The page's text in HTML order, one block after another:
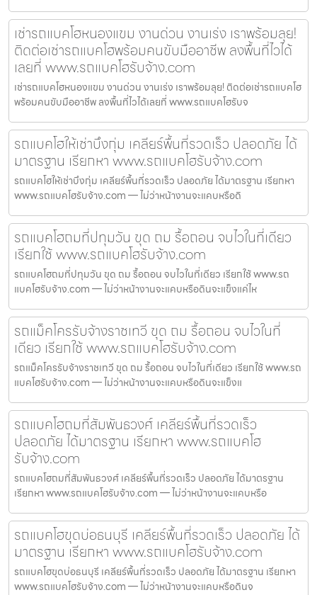
เช่ารถแบคโฮหนองแขม งานด่วน งานเร่ง เราพร้อมลุย!
ติดต่อเช่ารถแบคโฮพร้อมคนขับมืออาชีพ ลงพื้นที่ไวได้
เลยที่ www.รถแบคโฮรับจ้าง.com
เช่ารถแบคโฮหนองแขม งานด่วน งานเร่ง เราพร้อมลุย! ติดต่อเช่ารถแบคโฮ
พร้อมคนขับมืออาชีพ ลงพื้นที่ไวได้เลยที่ www.รถแบคโฮรับจ
รถแบคโฮให้เช่าบึงกุ่ม เคลียร์พื้นที่รวดเร็ว ปลอดภัย ได้
มาตรฐาน เรียกหา www.รถแบคโฮรับจ้าง.com
รถแบคโฮให้เช่าบึงกุ่ม เคลียร์พื้นที่รวดเร็ว ปลอดภัย ได้มาตรฐาน เรียกหา
www.รถแบคโฮรับจ้าง.com — ไม่ว่าหน้างานจะแคบหรือดิ
รถแบคโฮถมที่ปทุมวัน ขุด ถม รื้อถอน จบไวในที่เดียว
เรียกใช้ www.รถแบคโฮรับจ้าง.com
รถแบคโฮถมที่ปทุมวัน ขุด ถม รื้อถอน จบไวในที่เดียว เรียกใช้ www.รถ
แบคโฮรับจ้าง.com — ไม่ว่าหน้างานจะแคบหรือดินจะแข็งแค่ไห
รถแม็คโครรับจ้างราชเทวี ขุด ถม รื้อถอน จบไวในที่
เดียว เรียกใช้ www.รถแบคโฮรับจ้าง.com
รถแม็คโครรับจ้างราชเทวี ขุด ถม รื้อถอน จบไวในที่เดียว เรียกใช้ www.รถ
แบคโฮรับจ้าง.com — ไม่ว่าหน้างานจะแคบหรือดินจะแข็งแ
รถแบคโฮถมที่สัมพันธวงศ์ เคลียร์พื้นที่รวดเร็ว
ปลอดภัย ได้มาตรฐาน เรียกหา www.รถแบคโฮ
รับจ้าง.com
รถแบคโฮถมที่สัมพันธวงศ์ เคลียร์พื้นที่รวดเร็ว ปลอดภัย ได้มาตรฐาน
เรียกหา www.รถแบคโฮรับจ้าง.com — ไม่ว่าหน้างานจะแคบหรือ
รถแบคโฮขุดบ่อธนบุรี เคลียร์พื้นที่รวดเร็ว ปลอดภัย ได้
มาตรฐาน เรียกหา www.รถแบคโฮรับจ้าง.com
รถแบคโฮขุดบ่อธนบุรี เคลียร์พื้นที่รวดเร็ว ปลอดภัย ได้มาตรฐาน เรียกหา
www.รถแบคโฮรับจ้าง.com — ไม่ว่าหน้างานจะแคบหรือดินจ